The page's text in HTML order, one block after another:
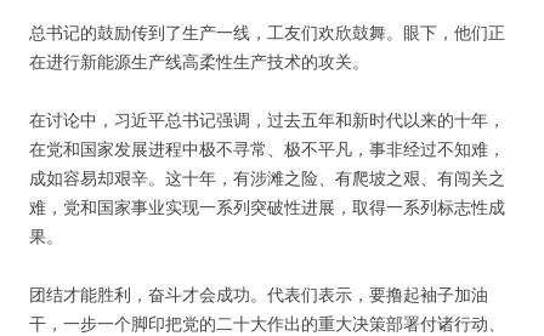
总书记的鼓励传到了生产一线，工友们欢欣鼓舞。眼下，他们正
在进行新能源生产线高柔性生产技术的攻关。
在讨论中，习近平总书记强调，过去五年和新时代以来的十年，
在党和国家发展进程中极不寻常、极不平凡，事非经过不知难，
成如容易却艰辛。这十年，有涉滩之险、有爬坡之艰、有闯关之
难，党和国家事业实现一系列突破性进展，取得一系列标志性成
果。
团结才能胜利，奋斗才会成功。代表们表示，要撸起袖子加油
干，一步一个脚印把党的二十大作出的重大决策部署付诸行动、